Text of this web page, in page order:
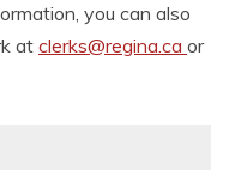
you can also
at clerks@regina.ca or